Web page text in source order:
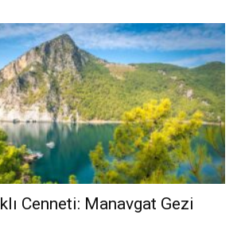
Cenneti: Manavgat Gezi